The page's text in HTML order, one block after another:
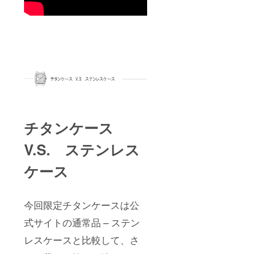
チタンケース
V.S. ステンレス
ケース
今回限定チタンケースは公
式サイトの通常品 – ステン
レスケースと比較して、さ